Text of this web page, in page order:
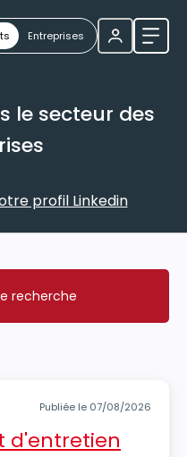
Entreprises
le secteur des
avec votre
profil Linkedin
critères de recherche
recherche
Publiée le 07/08/2026
d'entretien